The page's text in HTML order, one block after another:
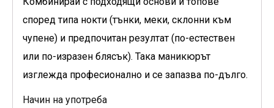
според типа нокти (тънки, меки, склонни към
чупене) и предпочитан резултат (по-естествен
или по-изразен блясък). Така маникюрът
изглежда професионално и се запазва по-дълго.
Начин на употреба